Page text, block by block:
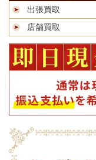
出張買取
店舗買取